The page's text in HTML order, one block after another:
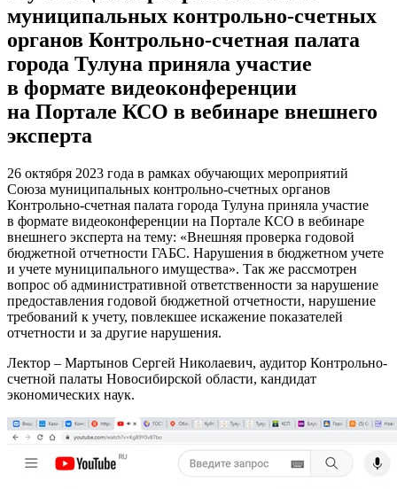
муниципальных контрольно-счетных
органов Контрольно-счетная палата
города Тулуна приняла участие
в формате видеоконференции
на Портале КСО в вебинаре внешнего
эксперта
26 октября 2023 года в рамках обучающих мероприятий
Союза муниципальных контрольно-счетных органов
Контрольно-счетная палата города Тулуна приняла участие
в формате видеоконференции на Портале КСО в вебинаре
внешнего эксперта на тему: «Внешняя проверка годовой
бюджетной отчетности ГАБС. Нарушения в бюджетном учете
и учете муниципального имущества». Так же рассмотрен
вопрос об административной ответственности за нарушение
предоставления годовой бюджетной отчетности, нарушение
требований к учету, повлекшее искажение показателей
отчетности и за другие нарушения.
Лектор – Мартынов Сергей Николаевич, аудитор Контрольно-
счетной палаты Новосибирской области, кандидат
экономических наук.